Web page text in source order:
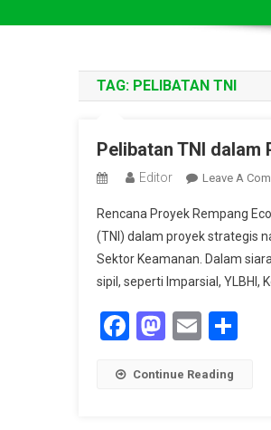
TAG: PELIBATAN TNI
Pelibatan TNI dalam
Editor Leave A
Rencana Proyek Rempang
(TNI) dalam proyek strategis
Sektor Keamanan. Dalam
sipil, seperti Imparsial, YLBHI,
Facebook
Email
Continue Reading